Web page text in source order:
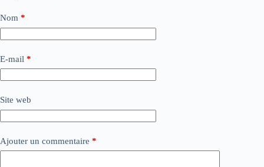
Nom *
E-mail *
Site web
Ajouter un commentaire *